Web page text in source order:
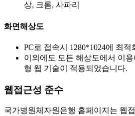
상, 크롬, 사파리
화면해상도
PC로 접속시 1280*1024에 최
이외에도 모든 해상도에서 이
형 웹 기술이 적용되었습니다.
웹접근성 준수
국가병원체자원은행 홈페이지는 웹